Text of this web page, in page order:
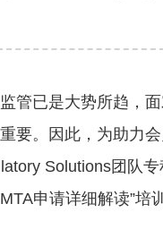
管已是大势所趋，
要。因此，为助力
Solutions团队
申请详细解读”培